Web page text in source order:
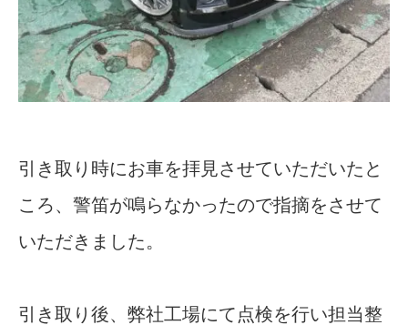
引き取り時にお車を拝見させていただいたと
ころ、警笛が鳴らなかったので指摘をさせて
いただきました。
引き取り後、弊社工場にて点検を行い担当整